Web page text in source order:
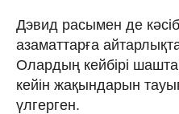
Дэвид расымен де
азаматтарға
Олардың кейбірі
кейін жақындарын
үлгерген.